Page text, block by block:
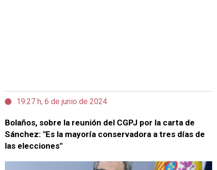
19:27 h, 6 de junio de 2024
Bolaños, sobre la reunión del CGPJ por la carta de
Sánchez: "Es la mayoría conservadora a tres días de
las elecciones"